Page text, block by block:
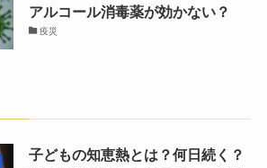
アルコール消毒薬が効かない？
疫災
子どもの知恵熱とは？何日続く？